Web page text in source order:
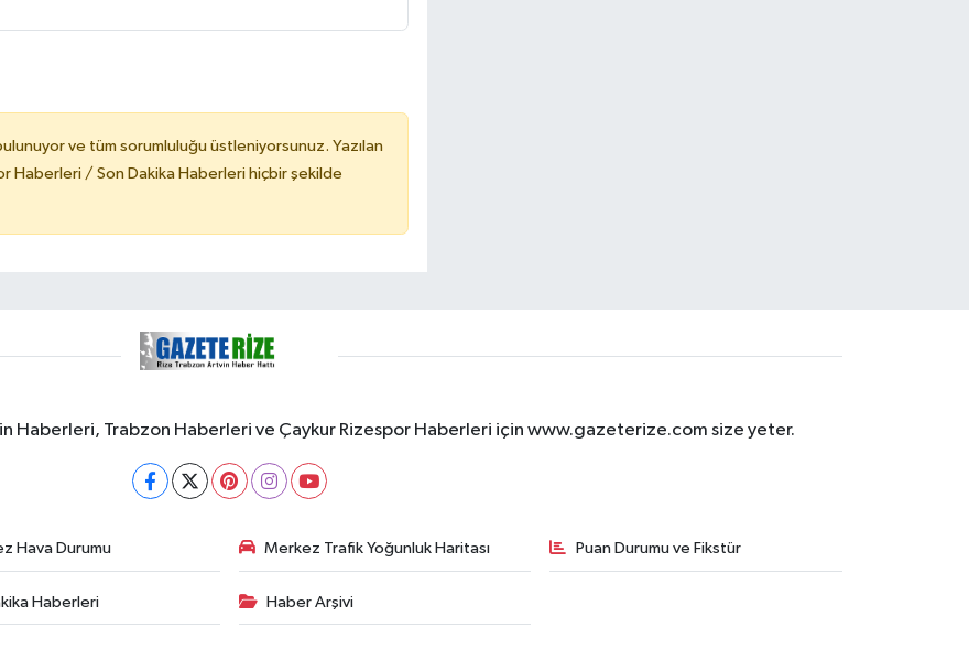
ve tüm sorumluluğu üstleniyorsunuz. Yazılan
Haberleri / Son Dakika Haberleri hiçbir şekilde
Haberleri, Trabzon Haberleri ve Çaykur Rizespor Haberleri için www.gazeterize.com size yeter.
Hava Durumu Merkez Trafik Yoğunluk Haritası Puan Durumu ve Fikstür
Haberleri Haber Arşivi